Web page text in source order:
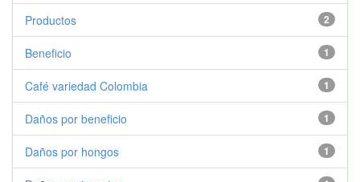
2
Productos
1
Beneficio
1
Café variedad Colombia
1
Daños por beneficio
1
Daños por hongos